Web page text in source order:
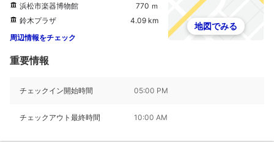
浜松市楽器博物館
770 ｍ
鈴木プラザ
4.09 km
周辺情報をチェック
地図でみる
重要情報
チェックイン開始時間 05:00 PM
チェックアウト最終時間 10:00 AM